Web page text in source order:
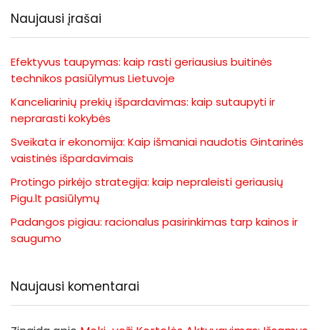
Naujausi įrašai
Efektyvus taupymas: kaip rasti geriausius buitinės
technikos pasiūlymus Lietuvoje
Kanceliarinių prekių išpardavimas: kaip sutaupyti ir
neprarasti kokybės
Sveikata ir ekonomija: Kaip išmaniai naudotis Gintarinės
vaistinės išpardavimais
Protingo pirkėjo strategija: kaip nepraleisti geriausių
Pigu.lt pasiūlymų
Padangos pigiau: racionalus pasirinkimas tarp kainos ir
saugumo
Naujausi komentarai